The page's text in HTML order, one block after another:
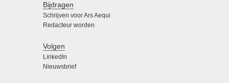
Bijdragen
Schrijven voor Ars Aequi
Redacteur worden
Volgen
LinkedIn
Nieuwsbrief